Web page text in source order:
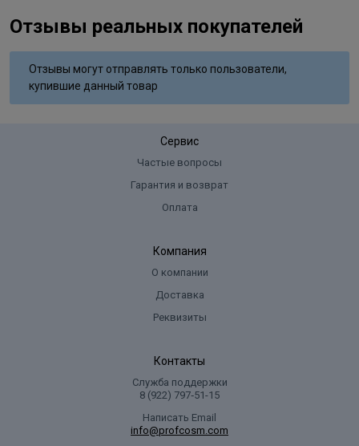
Отзывы реальных покупателей
Отзывы могут отправлять только пользователи,
купившие данный товар
Сервис
Частые вопросы
Гарантия и возврат
Оплата
Компания
О компании
Доставка
Реквизиты
Контакты
Служба поддержки
8 (922) 797‑51-15
Написать Email
info@profcosm.com